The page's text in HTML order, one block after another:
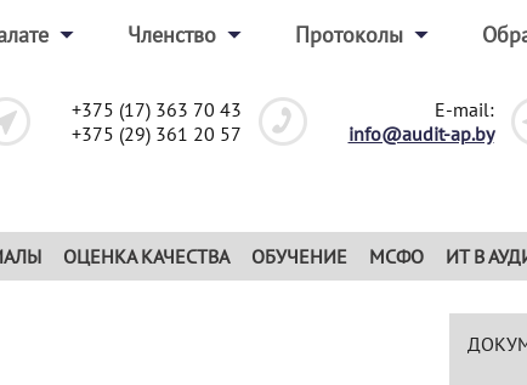
Членство Протоколы
+375 (17) 363 70 43
+375 (29) 361 20 57
E-mail:
info@audit-ap.by
ОЦЕНКА КАЧЕСТВА ОБУЧЕНИЕ МСФО ИТ В